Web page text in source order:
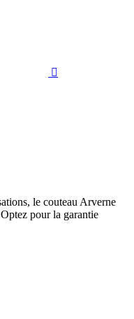

le couteau Arverne
pour la garantie